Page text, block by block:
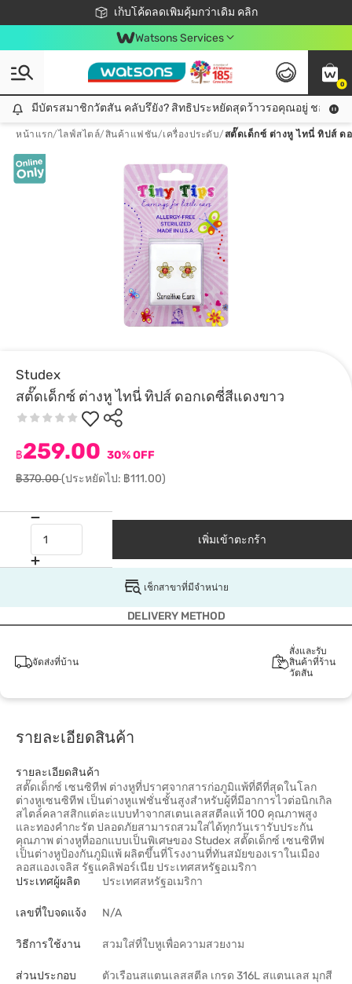
เก็บโค้ดลดเพิ่มคุ้มกว่าเดิม คลิก
ชอปออนไลน์ครั้งแรก ลดเพิ่มจุก ๆ 10%! 🎉
📦ส่งฟรี! เมื่อชอป 499฿
สมาชิกวัตสัน คลับดียังไง?
Watsons Services
0
มีบัตรสมาชิกวัตสัน คลับรึยัง? สิทธิประหยัดสุดว้าวรอคุณอยู่ ชอปคุ้มกว่าเดิม คลิก!
มีบัตรสมาชิกวัตสัน คลับรึยัง? สิทธิประหยัดสุดว้าวรอคุณอยู่ ชอปคุ้มก
หน้าแรก/ไลฟ์สไตล์/สินค้าแฟชัน/เครื่องประดับ/ สตั๊ดเด็กซ์ ต่างหู ไทนี่ ทิปส์ ด
Studex
สตั๊ดเด็กซ์ ต่างหู ไทนี่ ทิปส์ ดอกเดซี่สีแดงขาว
฿259.00 30% OFF
฿370.00(ประหยัดไป: ฿111.00)
เพิ่มเข้าตะกร้า
เช็กสาขาที่มีจำหน่าย
DELIVERY METHOD
จัดส่งที่บ้าน
สั่งและรับ
สินค้าที่ร้าน
วัตสัน
รายละเอียดสินค้า
รายละเอียดสินค้า
สตั๊ดเด็กซ์ เซนซิทีฟ ต่างหูที่ปราศจากสารก่อภูมิแพ้ที่ดีที่สุดในโลก
ต่างหูเซนซิทีฟ เป็นต่างหูแฟชั่นชั้นสูงสำหรับผู้ที่มีอาการไวต่อนิกเกิล
สไตล์คลาสสิกแต่ละแบบทำจากสเตนเลสสตีลแท้ 100 คุณภาพสูง
และทองคำกะรัต ปลอดภัยสามารถสวมใส่ได้ทุกวันเรารับประกัน
คุณภาพ ต่างหูที่ออกแบบเป็นพิเศษของ Studex สตั๊ดเด็กซ์ เซนซิทีฟ
เป็นต่างหูป้องกันภูมิแพ้ ผลิตขึ้นที่โรงงานที่ทันสมัยของเราในเมือง
ลอสแองเจลิส รัฐแคลิฟอร์เนีย ประเทศสหรัฐอเมริกา
ประเทศผู้ผลิต
ประเทศสหรัฐอเมริกา
เลขที่ใบจดแจ้ง N/A
วิธีการใช้งาน สวมใส่ที่ใบหูเพื่อความสวยงาม
ส่วนประกอบ
ตัวเรือนสแตนเลสสตีล เกรด 316L สแตนเลส มุกสี